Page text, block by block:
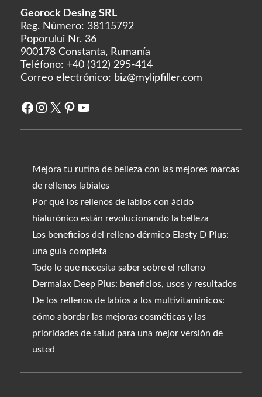
Georock Desing SRL
Reg. Número: 38115792
Poporului Nr. 36
900178 Constanta, Rumanía
Teléfono: +40 (312) 295-414
Correo electrónico: biz@mylipfiller.com
Facebook
Instagram
X Pinterest
YouTube
Mejora tu rutina de belleza con las mejores marcas
de rellenos labiales
Por qué los rellenos de labios con ácido
hialurónico están revolucionando la belleza
Los beneficios del relleno dérmico Elasty D Plus:
una guía completa
Todo lo que necesita saber sobre el relleno
Dermalax Deep Plus: beneficios, usos y resultados
De los rellenos de labios a los multivitamínicos:
cómo abordar las mejoras cosméticas y las
prioridades de salud para una mejor versión de
usted